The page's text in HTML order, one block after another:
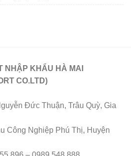
NHẬP KHẨU HÀ MAI
CO.LTD)
Đức Thuận, Trâu Quỳ, Gia
Công Nghiệp Phú Thị, Huyện